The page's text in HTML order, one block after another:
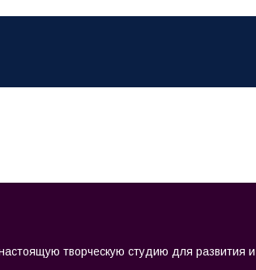
творческую студию для развития